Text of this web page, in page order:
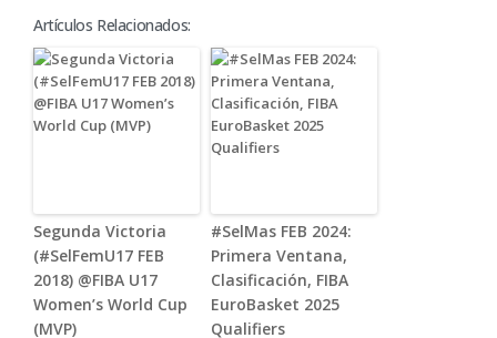
Artículos Relacionados:
Segunda Victoria
(#SelFemU17 FEB
2018) @FIBA U17
Women’s World Cup
(MVP)
#SelMas FEB 2024:
Primera Ventana,
Clasificación, FIBA
EuroBasket 2025
Qualifiers